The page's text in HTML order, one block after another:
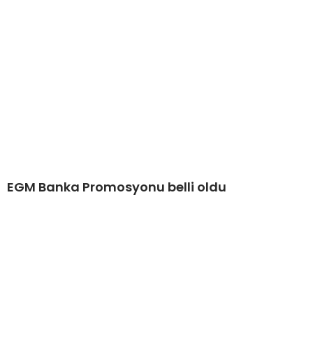
EGM Banka Promosyonu belli oldu